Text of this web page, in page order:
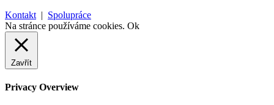
Kontakt | Spolupráce
Na stránce používáme cookies. Ok
Zavřít
Privacy Overview